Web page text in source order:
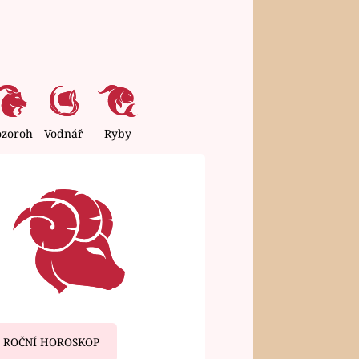
Vodnář Ryby
ROČNÍ HOROSKOP